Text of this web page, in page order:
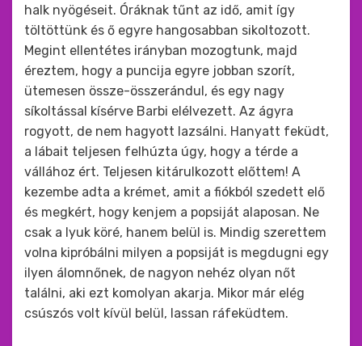
halk nyögéseit. Óráknak tűnt az idő, amit így
töltöttünk és ő egyre hangosabban sikoltozott.
Megint ellentétes irányban mozogtunk, majd
éreztem, hogy a puncija egyre jobban szorít,
ütemesen össze-összerándul, és egy nagy
síkoltással kísérve Barbi elélvezett. Az ágyra
rogyott, de nem hagyott lazsálni. Hanyatt feküdt,
a lábait teljesen felhúzta úgy, hogy a térde a
vállához ért. Teljesen kitárulkozott előttem! A
kezembe adta a krémet, amit a fiókból szedett elő
és megkért, hogy kenjem a popsiját alaposan. Ne
csak a lyuk köré, hanem belül is. Mindig szerettem
volna kipróbálni milyen a popsiját is megdugni egy
ilyen álomnőnek, de nagyon nehéz olyan nőt
találni, aki ezt komolyan akarja. Mikor már elég
csúszós volt kívül belül, lassan ráfeküdtem.